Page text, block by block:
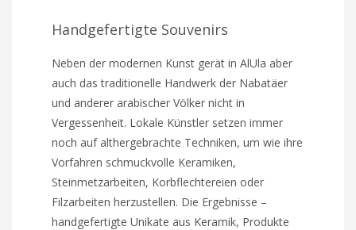
Handgefertigte Souvenirs
Neben der modernen Kunst gerät in AlUla aber
auch das traditionelle Handwerk der Nabatäer
und anderer arabischer Völker nicht in
Vergessenheit. Lokale Künstler setzen immer
noch auf althergebrachte Techniken, um wie ihre
Vorfahren schmuckvolle Keramiken,
Steinmetzarbeiten, Korbflechtereien oder
Filzarbeiten herzustellen. Die Ergebnisse –
handgefertigte Unikate aus Keramik, Produkte